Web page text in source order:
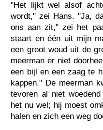
"Het lijkt wel alsof
wordt," zei Hans. "Ja,
ons aan zit," zei het
staart en één uit mijn
een groot woud uit de
meerman er niet
een bijl en een zaag te
kappen." De meerman
tevoren al niet
het nu wel; hij moest
halen en zich een weg